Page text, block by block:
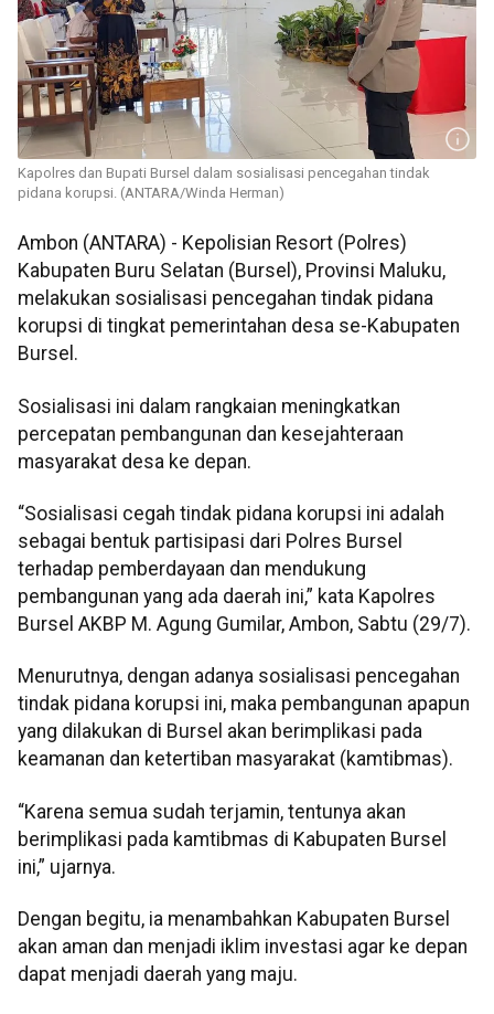
Kapolres dan Bupati Bursel dalam sosialisasi pencegahan tindak
pidana korupsi. (ANTARA/Winda Herman)
Ambon (ANTARA) - Kepolisian Resort (Polres)
Kabupaten Buru Selatan (Bursel), Provinsi Maluku,
melakukan sosialisasi pencegahan tindak pidana
korupsi di tingkat pemerintahan desa se-Kabupaten
Bursel.
Sosialisasi ini dalam rangkaian meningkatkan
percepatan pembangunan dan kesejahteraan
masyarakat desa ke depan.
“Sosialisasi cegah tindak pidana korupsi ini adalah
sebagai bentuk partisipasi dari Polres Bursel
terhadap pemberdayaan dan mendukung
pembangunan yang ada daerah ini,” kata Kapolres
Bursel AKBP M. Agung Gumilar, Ambon, Sabtu (29/7).
Menurutnya, dengan adanya sosialisasi pencegahan
tindak pidana korupsi ini, maka pembangunan apapun
yang dilakukan di Bursel akan berimplikasi pada
keamanan dan ketertiban masyarakat (kamtibmas).
“Karena semua sudah terjamin, tentunya akan
berimplikasi pada kamtibmas di Kabupaten Bursel
ini,” ujarnya.
Dengan begitu, ia menambahkan Kabupaten Bursel
akan aman dan menjadi iklim investasi agar ke depan
dapat menjadi daerah yang maju.